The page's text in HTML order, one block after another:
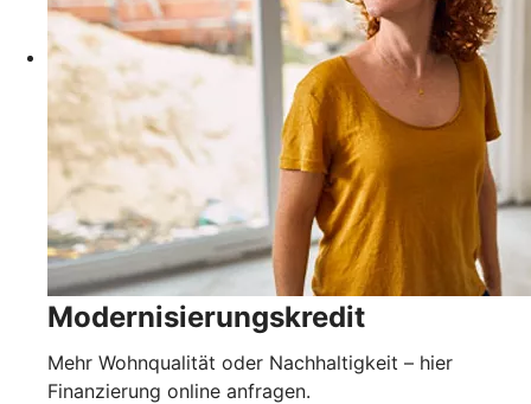
Modernisierungskredit
Mehr Wohnqualität oder Nachhaltigkeit – hier
Finanzierung online anfragen.